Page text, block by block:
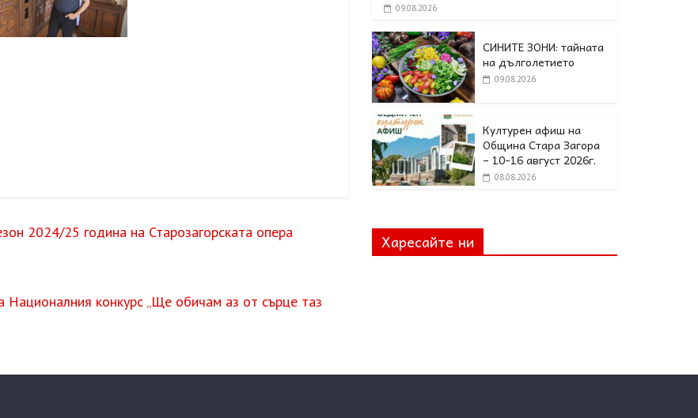
2024/25 година на Старозагорската опера
Националния конкурс „Ще обичам аз от сърце таз
09.08.2026
СИНИТЕ ЗОНИ: тайната
на дълголетието
09.08.2026
Културен афиш на
Община Стара Загора
– 10-16 август 2026г.
08.08.2026
Харесайте ни